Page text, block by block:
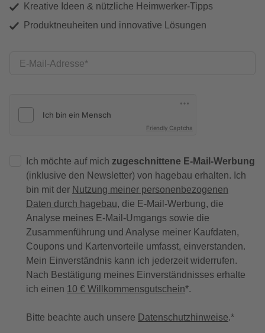
Kreative Ideen & nützliche Heimwerker-Tipps
Produktneuheiten und innovative Lösungen
E-Mail-Adresse
Friendly Captcha
Ich möchte auf mich zugeschnittene E-Mail-Werbung
(inklusive den Newsletter) von hagebau erhalten. Ich
bin mit der Nutzung meiner personenbezogenen
Daten durch hagebau, die E-Mail-Werbung, die
Analyse meines E-Mail-Umgangs sowie die
Zusammenführung und Analyse meiner Kaufdaten,
Coupons und Kartenvorteile umfasst, einverstanden.
Mein Einverständnis kann ich jederzeit widerrufen.
Nach Bestätigung meines Einverständnisses erhalte
ich einen 10 € Willkommensgutschein*.
Bitte beachte auch unsere Datenschutzhinweise.